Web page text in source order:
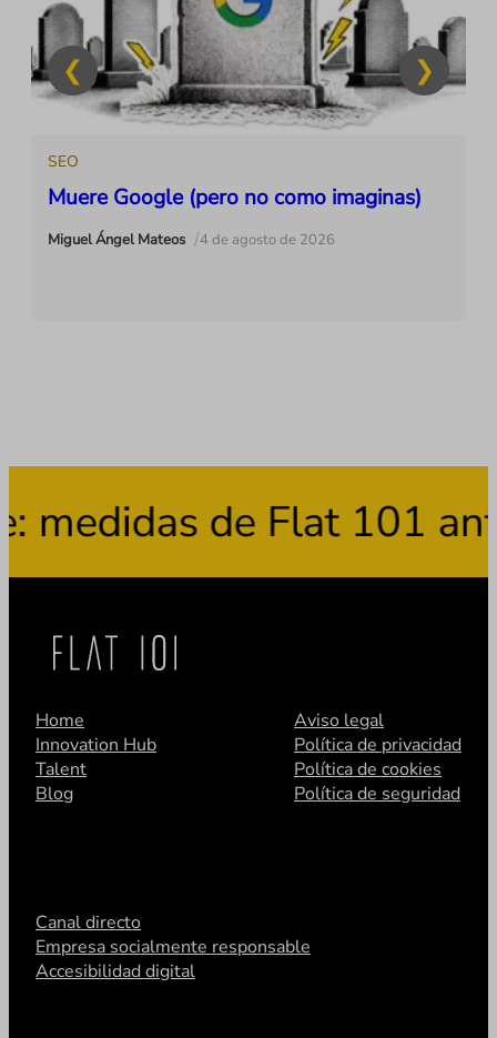
SEO
Muere Google (pero no como imaginas)
Miguel Ángel Mateos /4 de agosto de 2026
de Flat 101
Home
Innovation Hub
Talent
Blog
Aviso legal
Política de privacidad
Política de cookies
Política de seguridad
Canal directo
Empresa socialmente responsable
Accesibilidad digital